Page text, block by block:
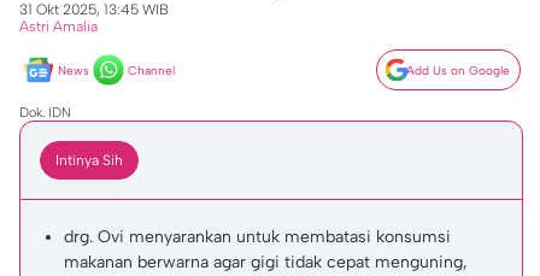
31 Okt 2025, 13:45 WIB
Astri Amalia
News Channel Add Us on Google
Dok. IDN
Intinya Sih
drg. Ovi menyarankan untuk membatasi konsumsi
makanan berwarna agar gigi tidak cepat menguning,